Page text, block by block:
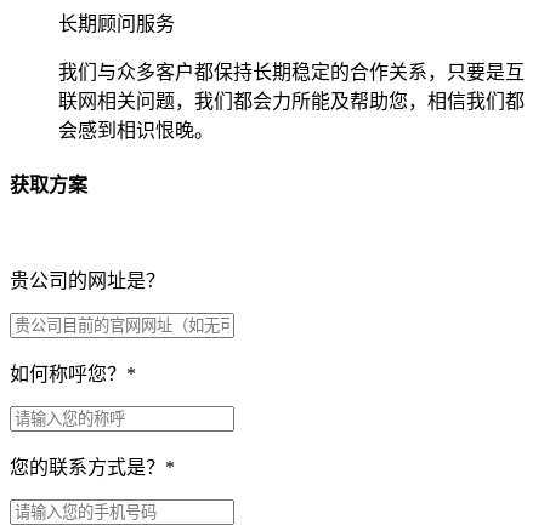
长期顾问服务
我们与众多客户都保持长期稳定的合作关系，只要是互
联网相关问题，我们都会力所能及帮助您，相信我们都
会感到相识恨晚。
获取方案
贵公司的网址是？
如何称呼您？ *
您的联系方式是？ *